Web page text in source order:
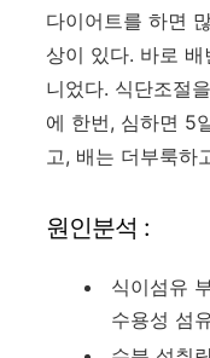
다이어트를 하면
상이 있다. 바로
니었다. 식단조절
에 한번, 심하면 5
고, 배는 더부룩하
원인분석 :
식이섬유
수용성 섬